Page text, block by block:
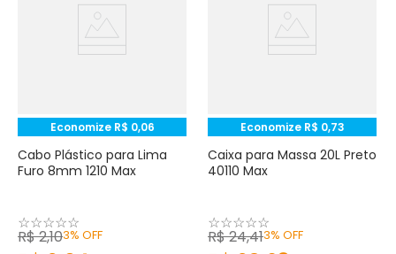
Economize R$ 0,06
Cabo Plástico para Lima
Furo 8mm 1210 Max
☆☆☆☆☆
R$2,103% OFF
Economize R$ 0,73
Caixa para Massa 20L Preto
40110 Max
☆☆☆☆☆
R$24,413% OFF